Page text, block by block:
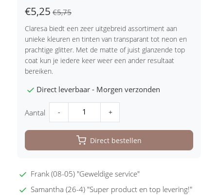
€5,25 €5,75
Claresa biedt een zeer uitgebreid assortiment aan
unieke kleuren en tinten van transparant tot neon en
prachtige glitter. Met de matte of juist glanzende top
coat kun je iedere keer weer een ander resultaat
bereiken.
Direct leverbaar - Morgen verzonden
Aantal - +
Direct bestellen
Frank (08-05) "Geweldige service"
Samantha (26-4) "Super product en top levering!"